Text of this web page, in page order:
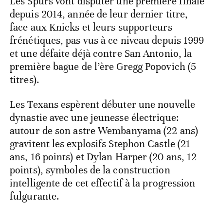
depuis 2014, année de leur dernier titre,
face aux Knicks et leurs supporteurs
frénétiques, pas vus à ce niveau depuis 1999
et une défaite déjà contre San Antonio, la
première bague de l’ère Gregg Popovich (5
titres).
Les Texans espèrent débuter une nouvelle
dynastie avec une jeunesse électrique:
autour de son astre Wembanyama (22 ans)
gravitent les explosifs Stephon Castle (21
ans, 16 points) et Dylan Harper (20 ans, 12
points), symboles de la construction
intelligente de cet effectif à la progression
fulgurante.